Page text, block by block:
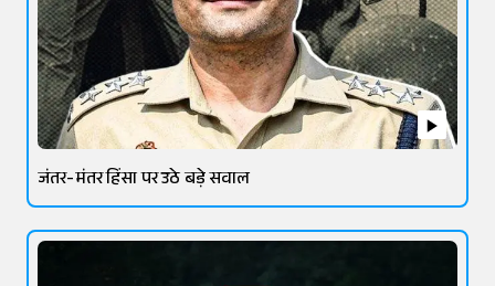
जंतर-मंतर हिंसा पर उठे बड़े सवाल